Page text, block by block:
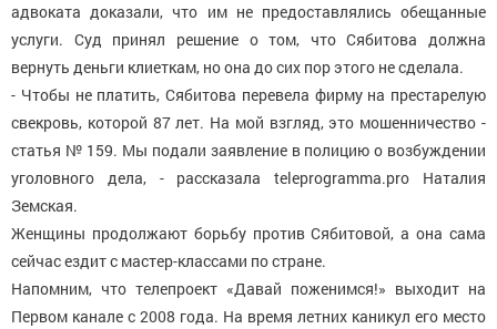
адвоката доказали, что им не предоставлялись обещанные
услуги. Суд принял решение о том, что Сябитова должна
вернуть деньги клиеткам, но она до сих пор этого не сделала.
- Чтобы не платить, Сябитова перевела фирму на престарелую
свекровь, которой 87 лет. На мой взгляд, это мошенничество -
статья № 159. Мы подали заявление в полицию о возбуждении
уголовного дела, - рассказала teleprogramma.pro Наталия
Земская.
Женщины продолжают борьбу против Сябитовой, а она сама
сейчас ездит с мастер-классами по стране.
Напомним, что телепроект «Давай поженимся!» выходит на
Первом канале с 2008 года. На время летних каникул его место